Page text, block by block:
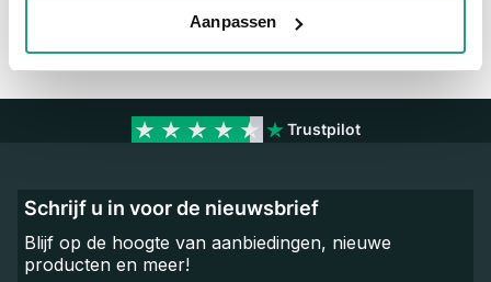
Aanpassen
Trustpilot
Schrijf u in voor de nieuwsbrief
Blijf op de hoogte van aanbiedingen, nieuwe
producten en meer!